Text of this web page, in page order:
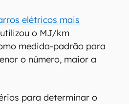
elétricos mais
o MJ/km
medida-padrão para
o número, maior a
para determinar o